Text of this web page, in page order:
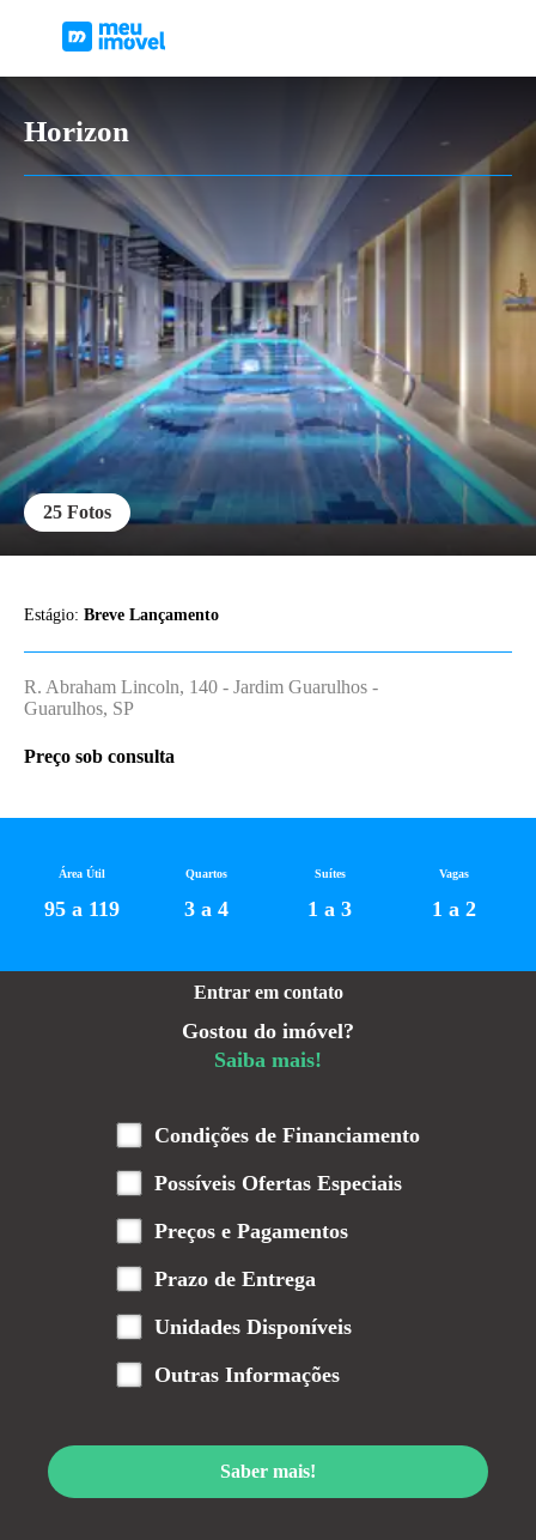
Horizon
25 Fotos
Entrar em contato
Gostou do imóvel?
Saiba mais!
Condições de Financiamento
Possíveis Ofertas Especiais
Preços e Pagamentos
Prazo de Entrega
Unidades Disponíveis
Outras Informações
Saber mais!
Área Útil
95 a 119
Quartos
3 a 4
Suítes
1 a 3
Vagas
1 a 2
Estágio: Breve Lançamento
R. Abraham Lincoln, 140 - Jardim Guarulhos -
Guarulhos, SP
Preço sob consulta